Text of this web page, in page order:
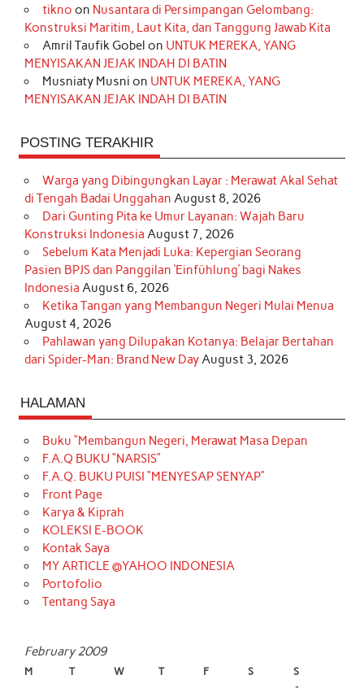
o
k
r
a
m
e
s
t
I
n
r
e
tikno on Nusantara di Persimpangan Gelombang:
Konstruksi Maritim, Laut Kita, dan Tanggung Jawab Kita
Amril Taufik Gobel on UNTUK MEREKA, YANG
MENYISAKAN JEJAK INDAH DI BATIN
Musniaty Musni on UNTUK MEREKA, YANG
MENYISAKAN JEJAK INDAH DI BATIN
POSTING TERAKHIR
Warga yang Dibingungkan Layar : Merawat Akal Sehat
di Tengah Badai Unggahan August 8, 2026
Dari Gunting Pita ke Umur Layanan: Wajah Baru
Konstruksi Indonesia August 7, 2026
Sebelum Kata Menjadi Luka: Kepergian Seorang
Pasien BPJS dan Panggilan ‘Einfühlung’ bagi Nakes
Indonesia August 6, 2026
Ketika Tangan yang Membangun Negeri Mulai Menua
August 4, 2026
Pahlawan yang Dilupakan Kotanya: Belajar Bertahan
dari Spider-Man: Brand New DayAugust 3, 2026
HALAMAN
Buku “Membangun Negeri, Merawat Masa Depan
F.A.Q BUKU “NARSIS”
F.A.Q. BUKU PUISI “MENYESAP SENYAP”
Front Page
Karya & Kiprah
KOLEKSI E-BOOK
Kontak Saya
MY ARTICLE @YAHOO INDONESIA
Portofolio
Tentang Saya
February 2009
M T W T F S S